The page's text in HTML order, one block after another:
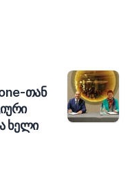
თან
ხელი